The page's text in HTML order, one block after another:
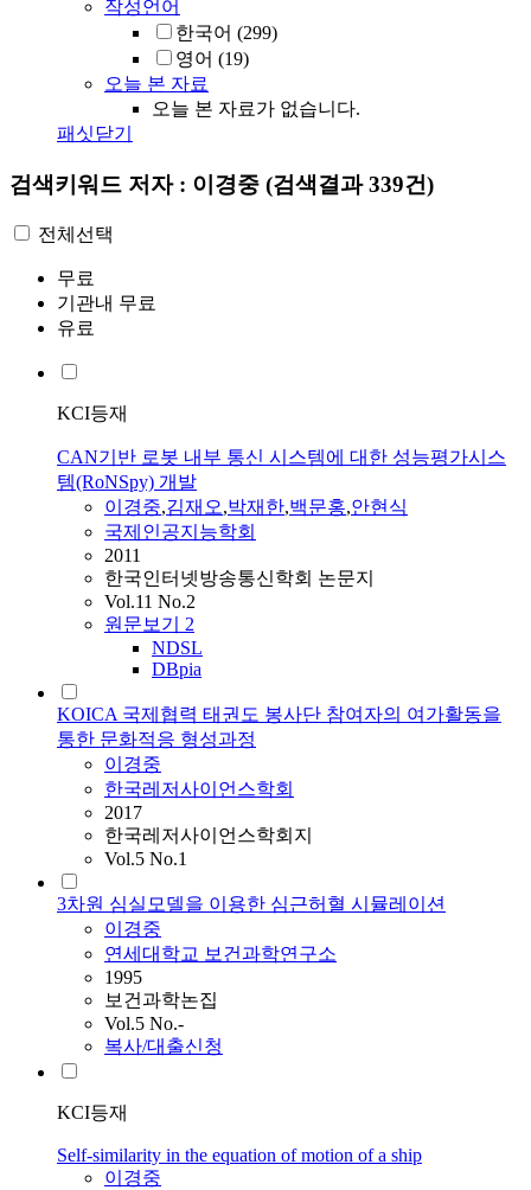
작성언어
한국어 (299)
영어 (19)
오늘 본 자료
오늘 본 자료가 없습니다.
패싯닫기
검색키워드 저자 : 이경중 (검색결과 339건)
전체선택
무료
기관내 무료
유료
KCI등재
CAN기반 로봇 내부 통신 시스템에 대한 성능평가시스
템(RoNSpy) 개발
이경중,김재오,박재한,백문홍,안현식
국제인공지능학회
2011
한국인터넷방송통신학회 논문지
Vol.11 No.2
원문보기 2
NDSL
DBpia
KOICA 국제협력 태권도 봉사단 참여자의 여가활동을
통한 문화적응 형성과정
이경중
한국레저사이언스학회
2017
한국레저사이언스학회지
Vol.5 No.1
3차원 심실모델을 이용한 심근허혈 시뮬레이션
이경중
연세대학교 보건과학연구소
1995
보건과학논집
Vol.5 No.-
복사/대출신청
KCI등재
Self-similarity in the equation of motion of a ship
이경중